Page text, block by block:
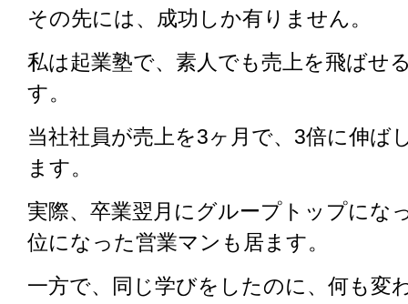
その先には、成功しか有りません。
私は起業塾で、素人でも売上を飛ばせ
す。
当社社員が売上を3ヶ月で、3倍に伸ば
ます。
実際、卒業翌月にグループトップにな
位になった営業マンも居ます。
一方で、同じ学びをしたのに、何も変